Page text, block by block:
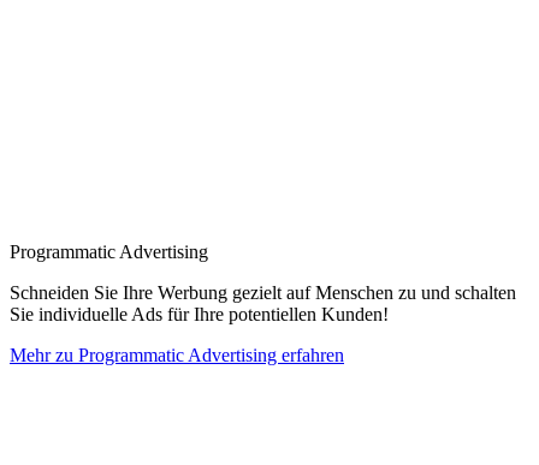
Programmatic Advertising
Schneiden Sie Ihre Werbung gezielt auf Menschen zu und schalten
Sie individuelle Ads für Ihre potentiellen Kunden!
Mehr zu Programmatic Advertising erfahren